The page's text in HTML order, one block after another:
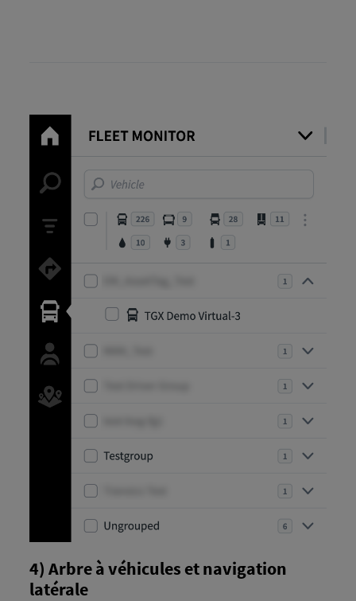
4) Arbre à véhicules et navigation
latérale